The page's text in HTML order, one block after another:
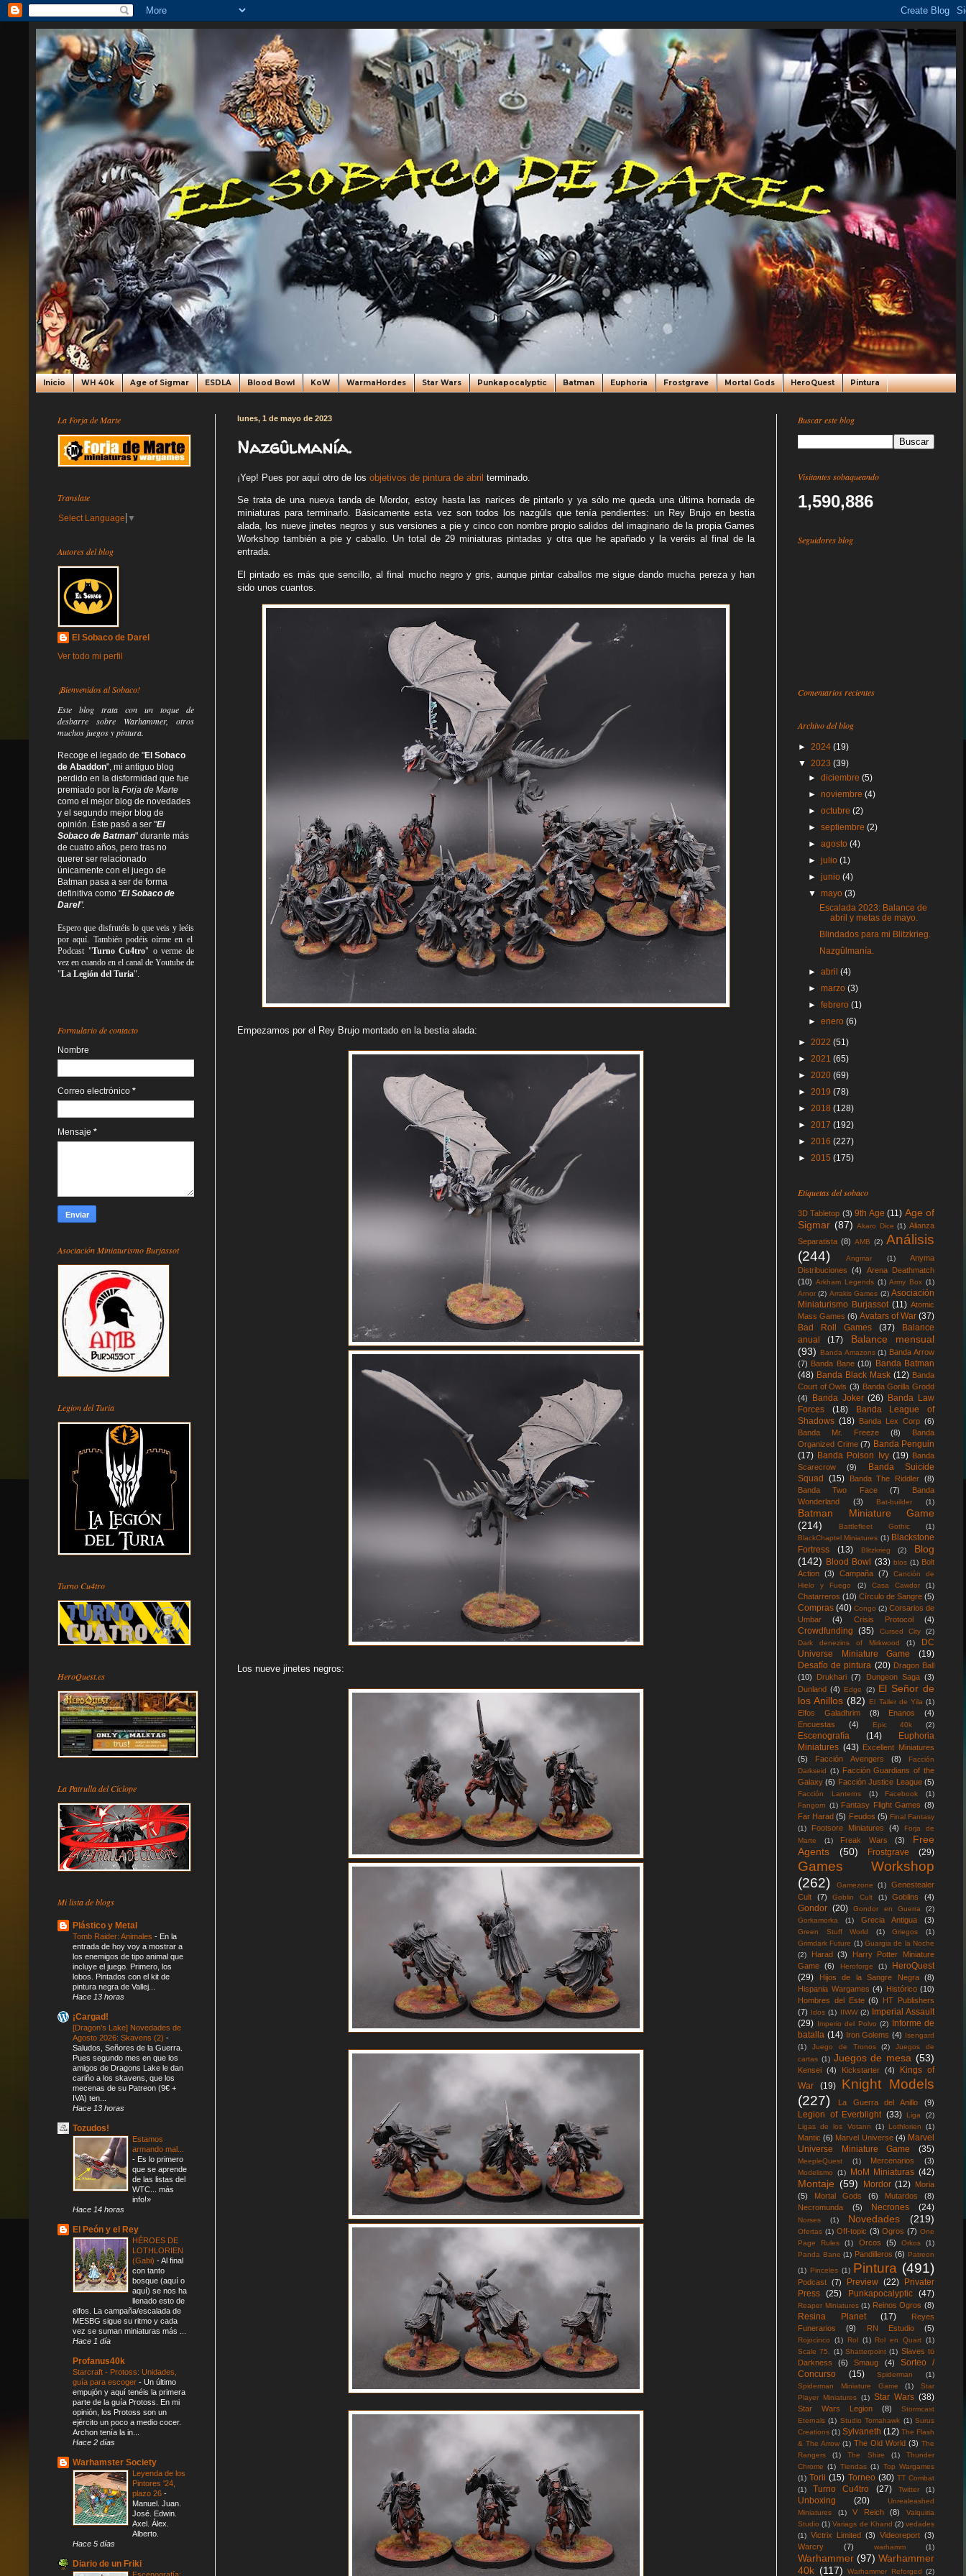
Inicio WH 40k Age of Sigmar ESDLA Blood Bowl KoW WarmaHordes Star Wars Punkapocalyptic Batman Euphoria Frostgrave Mortal Gods HeroQuest Pintura
lunes, 1 de mayo de 2023
Nazgûlmanía.
¡Yep! Pues por aquí otro de los objetivos de pintura de abril terminado.
Se trata de una nueva tanda de Mordor, estoy hasta las narices de pintarlo y ya sólo me queda una última hornada de
miniaturas para terminarlo. Básicamente esta vez son todos los nazgûls que tenía pendientes: un Rey Brujo en bestia
alada, los nueve jinetes negros y sus versiones a pie y cinco con nombre propio salidos del imaginario de la propia Games
Workshop también a pie y caballo. Un total de 29 miniaturas pintadas y otra que he apañado y la veréis al final de la
entrada.
El pintado es más que sencillo, al final mucho negro y gris, aunque pintar caballos me sigue dando mucha pereza y han
sido unos cuantos.
Empezamos por el Rey Brujo montado en la bestia alada:
Los nueve jinetes negros:
La Forja de Marte
Translate
Select Language ▼
Autores del blog
El Sobaco de Darel
Ver todo mi perfil
¡Bienvenidos al Sobaco!
Este blog trata con un toque de
desbarre sobre Warhammer, otros
muchos juegos y pintura.
Recoge el legado de "El Sobaco
de Abaddon", mi antiguo blog
perdido en la disformidad que fue
premiado por la Forja de Marte
como el mejor blog de novedades
y el segundo mejor blog de
opinión. Éste pasó a ser "El
Sobaco de Batman" durante más
de cuatro años, pero tras no
querer ser relacionado
únicamente con el juego de
Batman pasa a ser de forma
definitiva como "El Sobaco de
Darel".
Espero que disfrutéis lo queveis yleéis
por aquí. También podéis oírme en el
Podcast "Turno Cu4tro" o verme de
vez en cuando en el canal de Youtube de
"La Legión del Turia".
Formulario de contacto
Nombre
Correo electrónico *
Mensaje *
Asociación Miniaturismo Burjassot
Legion del Turia
Turno Cu4tro
HeroQuest.es
La Patrulla del Cíclope
Mi lista de blogs
Plástico y Metal
Tomb Raider: Animales - En la
entrada de hoy voy a mostrar a
los enemigos de tipo animal que
incluye el juego. Primero, los
lobos. Pintados con el kit de
pintura negra de Vallej...
Hace 13 horas
¡Cargad!
[Dragon’s Lake] Novedades de
Agosto 2026: Skavens (2) -
Saludos, Señores de la Guerra.
Pues segundo mes en que los
amigos de Dragons Lake le dan
cariño a los skavens, que los
mecenas de su Patreon (9€ +
IVA) ten...
Hace 13 horas
Tozudos!
Estamos
armando mal...
- Es lo primero
que se aprende
de las listas del
WTC... más
info!»
Hace 14 horas
El Peón y el Rey
HÉROES DE
LOTHLORIEN
(Gabi) -Al final
con tanto
bosque (aquí o
aquí) se nos ha
llenado esto de
elfos. La campaña/escalada de
MESBG sigue su ritmo y cada
vez se suman miniaturas más ...
Hace 1 día
Profanus40k
Starcraft - Protoss: Unidades,
guía para escoger - Un último
empujón y aquí tenéis la primera
parte de la guía Protoss. En mi
opinión, los Protoss son un
ejército un poco a medio cocer.
Archon tenía la in...
Hace 2 días
Warhamster Society
Leyenda de los
Pintores '24,
plazo 26 -
Manuel. Juan.
José. Edwin.
Axel. Álex.
Alberto.
Hace 5 días
Diario de un Friki
Buscar este blog
Visitantes sobaqueando
1,590,886
Seguidores blog
Comentarios recientes
Archivo del blog
► 2024 (19)
▼ 2023 (39)
►diciembre(5)
►noviembre(4)
►octubre(2)
►septiembre(2)
►agosto(4)
►julio(1)
►junio(4)
▼mayo(3)
Escalada 2023: Balance de
abril y metas de mayo.
Blindados para mi Blitzkrieg.
Nazgûlmanía.
►abril(4)
►marzo(3)
►febrero(1)
►enero(6)
► 2022 (51)
► 2021 (65)
► 2020 (69)
► 2019 (78)
► 2018 (128)
► 2017 (192)
► 2016 (227)
► 2015 (175)
Etiquetas del sobaco
3D Tabletop (3) 9th Age (11) Age of
Sigmar (87) Akaro Dice (1) Alianza
Separatista (8) AMB (2) Análisis
(244)
Angmar (1)
Anyma
Distribuciones
(4)
Arena Deathmatch
(10) Arkham Legends (1) Army Box (1)
Arnor (2) Arrakis Games (2) Asociación
Miniaturismo Burjassot (11) Atomic
Mass Games (6) Avatars of War (37)
Bad Roll Games
(37)
Balance
anual
(17)
Balance mensual
(93)
Banda Amazons (1) Banda Arrow
(7) Banda Bane (10)
Banda Batman
(48) Banda Black Mask (12) Banda
Court of Owls (3) Banda Gorilla Grodd
(4)
Banda Joker (26) Banda Law
Forces
(18)
Banda League of
Shadows (18) Banda Lex Corp (6)
Banda Mr. Freeze
(8)
Banda
Organized Crime (7) Banda Penguin
(17) Banda Poison Ivy (19) Banda
Scarecrow
(9)
Banda Suicide
Squad
(15) Banda The Riddler (8)
Banda Two Face
(7)
Banda
Wonderland
(3) Bat-builder (1)
Batman Miniature Game
(214)
Battlefleet Gothic
(1)
BlackChaptel Miniatures (1) Blackstone
Fortress
(13) Blitzkrieg (2)
Blog
(142) Blood Bowl (33) blos (1) Bolt
Action (3) Campaña (7)
Canción de
Hielo y Fuego
(2) Casa Cawdor (1)
Chatarreros (10) Círculo de Sangre (5)
Compras (40) Congo (2) Corsarios de
Umbar
(4) Crisis Protocol (4)
Crowdfunding (35) Cursed City
(2)
Dark denezins of Mirkwood
(1)
DC
Universe Miniature Game
(19)
Desafío de pintura (20) Dragon Ball
(10)
Drukhari (7) Dungeon Saga (3)
Dunland (4) Edge (2) El Señor de
los Anillos (82) El Taller de Yila (1)
Elfos Galadhrim (8) Enanos
(4)
Encuestas
(4) Epic 40k (2)
Escenografía (14)
Euphoria
Miniatures (43) Excellent Miniatures
(5)
Facción Avengers (8)
Facción
Darkseid (1) Facción Guardians of the
Galaxy (6) Facción Justice League (5)
Facción Lanterns (1) Facebook
(1)
Fangorn (1) Fantasy Flight Games (8)
Far Harad (5) Feudos (5) Final Fantasy
(1)
Footsore Miniatures (4)
Forja de
Marte
(1) Freak Wars (3)
Free
Agents
(50) Frostgrave (29)
Games Workshop
(262)
Gamezone (1)
Genestealer
Cult
(7) Goblin Cult (1) Goblins (4)
Gondor (20) Gondor en Guerra
(2)
Gorkamorka
(1) Grecia Antigua (3)
Green Stuff World (1) Griegos
(1)
Grimdark Future (1) Guargia de la Noche
(2)
Harad (3)
Harry Potter Miniature
Game
(6) Heroforge (1)
HeroQuest
(29)
Hijos de la Sangre Negra
(8)
Hispania Wargames (4) Histórico (10)
Hombres del Este (6)
HT Publishers
(7) Idos (1) IIWW (2)
Imperial Assault
(29) Imperio del Polvo (2)
Informe de
batalla (14) Iron Golems (4) Isengard
(1)
Juego de Tronos (2)
Juegos de
cartas (1) Juegos de mesa (53)
Kensei (4) Kickstarter (4)
Kings of
War
(19)
Knight Models
(227)
La Guerra del Anillo (9)
Legion of Everblight (33) Liga
(2)
Ligas de los Votann
(1) Lothlorien (1)
Mantic (6) Marvel Universe (4) Marvel
Universe Miniature Game
(35)
MeepleQuest (1) Mercenarios (3)
Modelismo (1) MoM Miniaturas (42)
Montaje (59) Mordor (12) Moria
(5)
Mortal Gods (6) Mutardos
(8)
Necromunda
(5) Necrones (24)
Norses (1) Novedades (219)
Ofertas (1) Off-topic (3) Ogros (7) One
Page Rules
(1) Orcos (5) Orkos
(1)
Panda Bane (1) Pandilleros (6) Patreon
(1) Pinceles (1) Pintura (491)
Podcast (7) Preview (22)
Privater
Press (25) Punkapocalyptic (47)
Reaper Miniatures (1) Reinos Ogros (8)
Resina Planet (17)
Reyes
Funerarios
(9) RN Estudio (5)
Rojocinco (1) Rol (1) Rol en Quart (1)
Scale 75.
(1) Shatterpoint (1) Slaves to
Darkness
(6) Smaug (4)
Sorteo /
Concurso
(15) Spiderman
(1)
Spiderman Miniature Game
(1)
Star
Player Miniatures (1) Star Wars (38)
Star Wars Legion (8)
Stormcast
Eternals (1) Studio Tomahawk (1) Surus
Creations (1) Sylvaneth (12) The Flash
& The Arrow (1) The Old World (3) The
Rangers
(1) The Shire (1)
Thunder
Chrome (1) Tiendas (1) Top Wargames
(1) Torii (15) Torneo (30) TT Combat
(1)
Turno Cu4tro (27) Twitter (1)
Unboxing (20)
Unrealeashed
Miniatures
(1) V Reich (8)
Valquiria
Studio (1) Variags de Khand (2) vedades
(1) Victrix Limited (3) Videoreport (3)
Warcry
(7) warhamm (1)
Warhammer (97) Warhammer
40k (117) Warhammer Reforged (2)